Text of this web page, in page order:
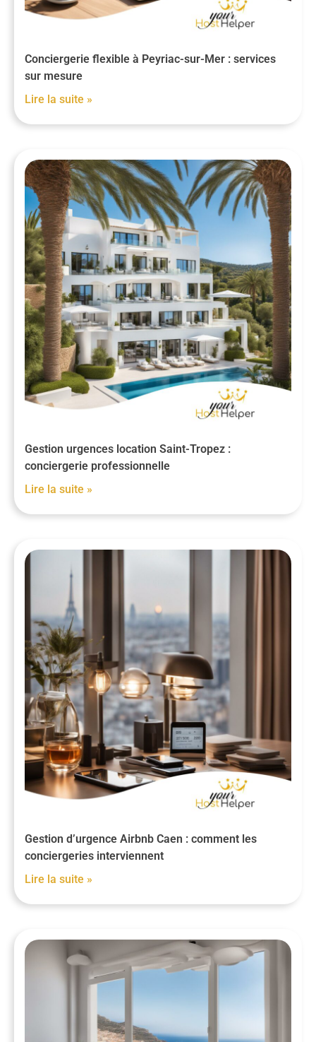
Conciergerie flexible à Peyriac-sur-Mer : services
sur mesure
Lire la suite »
Gestion urgences location Saint-Tropez :
conciergerie professionnelle
Lire la suite »
Gestion d’urgence Airbnb Caen : comment les
conciergeries interviennent
Lire la suite »